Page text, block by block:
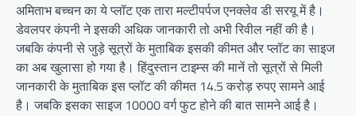
अमिताभ बच्चन का ये प्लॉट एक तारा मल्टीपर्पज एनक्लेव डी सरयू में है।
डेवलपर कंपनी ने इसकी अधिक जानकारी तो अभी रिवील नहीं की है।
जबकि कंपनी से जुड़े सूत्रों के मुताबिक इसकी कीमत और प्लॉट का साइज
का अब खुलासा हो गया है। हिंदुस्तान टाइम्स की मानें तो सूत्रों से मिली
जानकारी के मुताबिक इस प्लॉट की कीमत 14.5 करोड़ रुपए सामने आई
है। जबकि इसका साइज 10000 वर्ग फुट होने की बात सामने आई है।